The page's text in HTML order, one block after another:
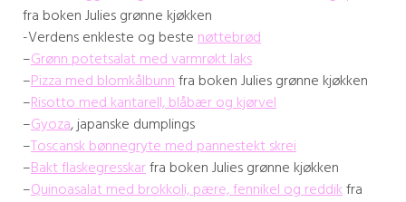
fra boken Julies grønne kjøkken
-Verdens enkleste og bestenøttebrød
–Grønn potetsalat med varmrøkt laks
–Pizza med blomkålbunnfra boken Julies grønne kjøkken
–Risotto med kantarell, blåbær og kjørvel
–Gyoza, japanske dumplings
–Toscansk bønnegryte med pannestekt skrei
–Bakt flaskegresskarfra boken Julies grønne kjøkken
–Quinoasalat med brokkoli, pære, fennikel og reddikfra